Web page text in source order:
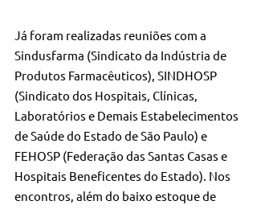
Já foram realizadas reuniões com a
Sindusfarma (Sindicato da Indústria de
Produtos Farmacêuticos), SINDHOSP
(Sindicato dos Hospitais, Clínicas,
Laboratórios e Demais Estabelecimentos
de Saúde do Estado de São Paulo) e
FEHOSP (Federação das Santas Casas e
Hospitais Beneficentes do Estado). Nos
encontros, além do baixo estoque de